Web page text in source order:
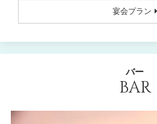
宴会プラン
バー
BAR